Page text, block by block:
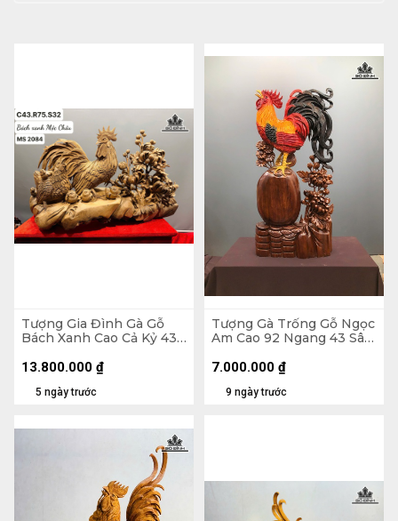
Tượng Gia Đình Gà Gỗ
Bách Xanh Cao Cả Kỷ 43
Kỷ Cao 15
5 ngày trước
13.800.000 ₫
Tượng Gà Trống Gỗ Ngọc
Am Cao 92 Ngang 43 Sâu
9 ngày trước
7.000.000 ₫